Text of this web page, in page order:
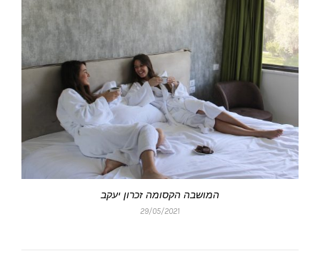
המושבה הקסומה זכרון יעקב
29/05/2021